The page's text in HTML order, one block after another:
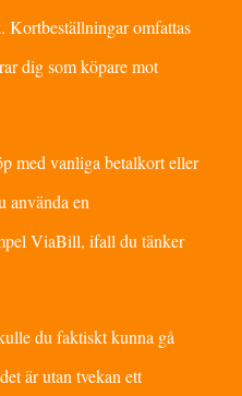
Kortbeställningar omfattas
dig som köpare mot
med vanliga betalkort eller
använda en
ViaBill, ifall du tänker
du faktiskt kunna gå
är utan tvekan ett